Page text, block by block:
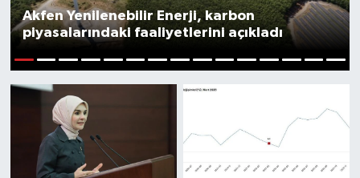
Akfen Yenilenebilir Enerji, karbon
piyasalarındaki faaliyetlerini açıkladı
Ekonomi
Genel
Gündem
Haberde İnsan